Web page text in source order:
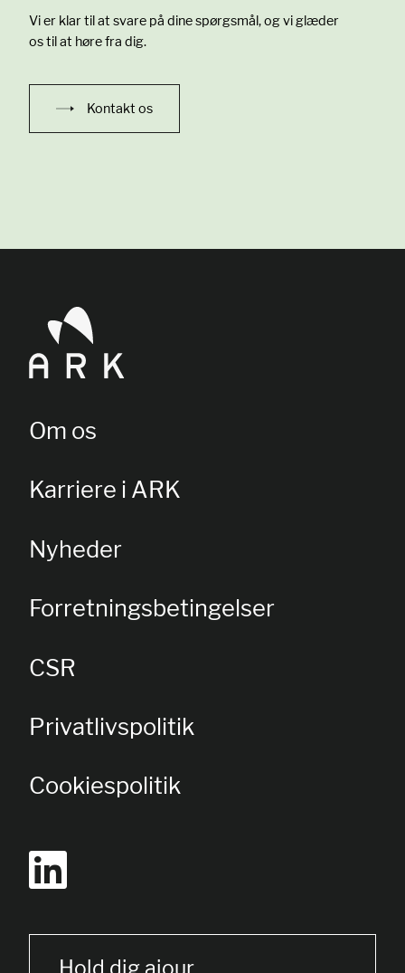
Vi er klar til at svare på dine spørgsmål, og vi glæder
os til at høre fra dig.
Kontakt os
Om os
Karriere i ARK
Nyheder
Forretningsbetingelser
CSR
Privatlivspolitik
Cookiespolitik